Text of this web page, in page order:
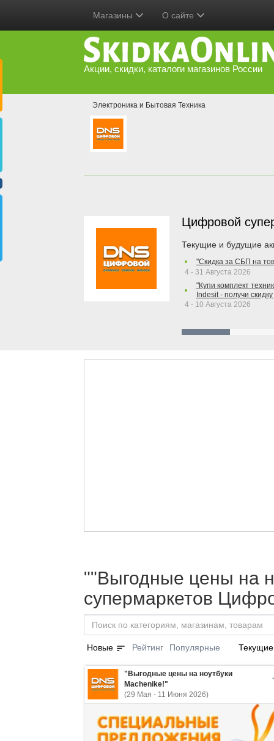
Магазины О сайте
Акции, скидки, каталоги магазинов России
Электроника и Бытовая Техника
Цифровой
Текущие и будущие
"Скидка за СБП на
4 - 31 Августа 2026
"Купи комплект
Indesit - получи
4 - 10 Августа 2026
""Выгодные цены на
супермаркетов
Новые sort Рейтинг Популярные Текущие
"Выгодные цены на ноутбуки
Machenike!"
(29 Мая - 11 Июня 2026)